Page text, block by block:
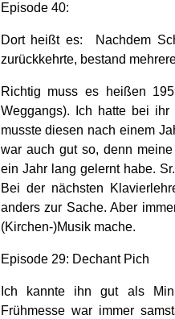
Episode 40:
Dort heißt es: Nachdem
zurückkehrte, bestand
Richtig muss es heißen
Weggangs). Ich hatte bei
musste diesen nach einem
war auch gut so, denn
ein Jahr lang gelernt habe.
Bei der nächsten
anders zur Sache. Aber
(Kirchen-)Musik mache.
Episode 29: Dechant Pich
Ich kannte ihn gut als
Frühmesse war immer